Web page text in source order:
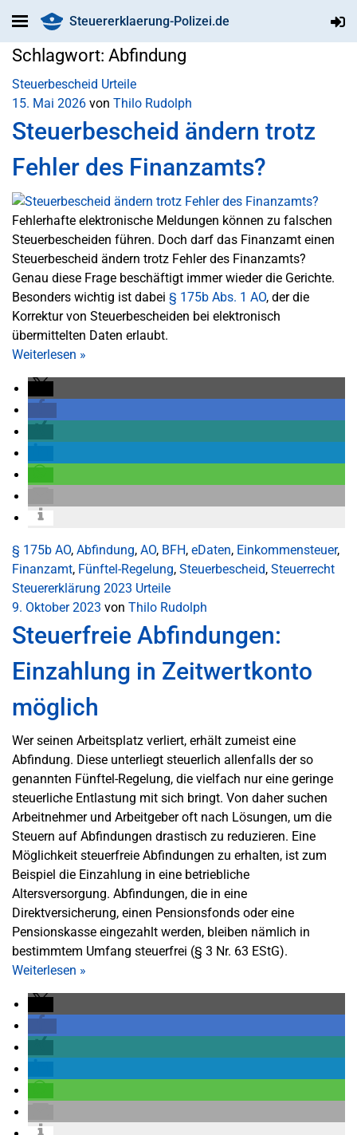
Steuererklaerung-Polizei.de
Schlagwort: Abfindung
Steuerbescheid Urteile
15. Mai 2026 von Thilo Rudolph
Steuerbescheid ändern trotz
Fehler des Finanzamts?
Fehlerhafte elektronische Meldungen können zu falschen
Steuerbescheiden führen. Doch darf das Finanzamt einen
Steuerbescheid ändern trotz Fehler des Finanzamts?
Genau diese Frage beschäftigt immer wieder die Gerichte.
Besonders wichtig ist dabei § 175b Abs. 1 AO, der die
Korrektur von Steuerbescheiden bei elektronisch
übermittelten Daten erlaubt.
Weiterlesen »
§ 175b AO, Abfindung, AO, BFH, eDaten, Einkommensteuer,
Finanzamt, Fünftel-Regelung, Steuerbescheid, Steuerrecht
Steuererklärung 2023 Urteile
9. Oktober 2023 von Thilo Rudolph
Steuerfreie Abfindungen:
Einzahlung in Zeitwertkonto
möglich
Wer seinen Arbeitsplatz verliert, erhält zumeist eine
Abfindung. Diese unterliegt steuerlich allenfalls der so
genannten Fünftel-Regelung, die vielfach nur eine geringe
steuerliche Entlastung mit sich bringt. Von daher suchen
Arbeitnehmer und Arbeitgeber oft nach Lösungen, um die
Steuern auf Abfindungen drastisch zu reduzieren. Eine
Möglichkeit steuerfreie Abfindungen zu erhalten, ist zum
Beispiel die Einzahlung in eine betriebliche
Altersversorgung. Abfindungen, die in eine
Direktversicherung, einen Pensionsfonds oder eine
Pensionskasse eingezahlt werden, bleiben nämlich in
bestimmtem Umfang steuerfrei (§ 3 Nr. 63 EStG).
Weiterlesen »